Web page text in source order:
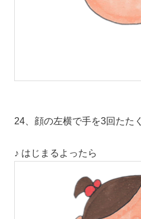
24、顔の左横で手を3回たたく
♪ はじまるよったら